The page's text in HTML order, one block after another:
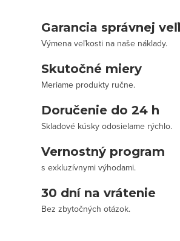
Garancia správnej
Výmena veľkosti na naše náklady.
Skutočné miery
Meriame produkty ručne.
Doručenie do 24 h
Skladové kúsky odosielame rýchlo.
Vernostný program
s exkluzívnymi výhodami.
30 dní na vrátenie
Bez zbytočných otázok.